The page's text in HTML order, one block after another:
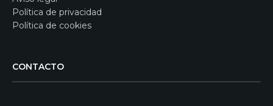
Política de privacidad
Política de cookies
CONTACTO